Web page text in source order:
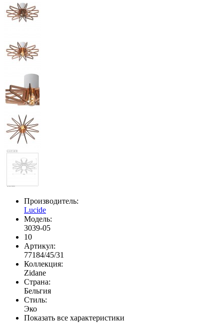
Производитель:
Lucide
Модель:
3039-05
10
Артикул:
77184/45/31
Коллекция:
Zidane
Страна:
Бельгия
Стиль:
Эко
Показать все характеристики